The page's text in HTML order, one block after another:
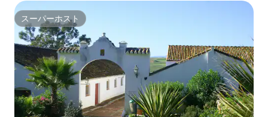
スーパーホスト
スーパーホスト